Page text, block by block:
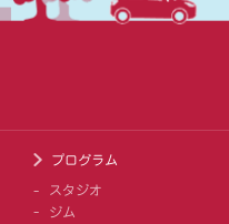
プログラム
スタジオ
ジム